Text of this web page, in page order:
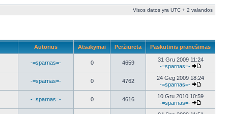
Visos datos yra UTC + 2 valandos
Autorius Atsakymai Peržiūrėta Paskutinis pranešimas
-=sparnas=- 0 4659
31 Gru 2009 11:24
-=sparnas=-
-=sparnas=- 0 4762
24 Geg 2009 18:24
-=sparnas=-
-=sparnas=- 0 4616
10 Gru 2010 10:59
-=sparnas=-